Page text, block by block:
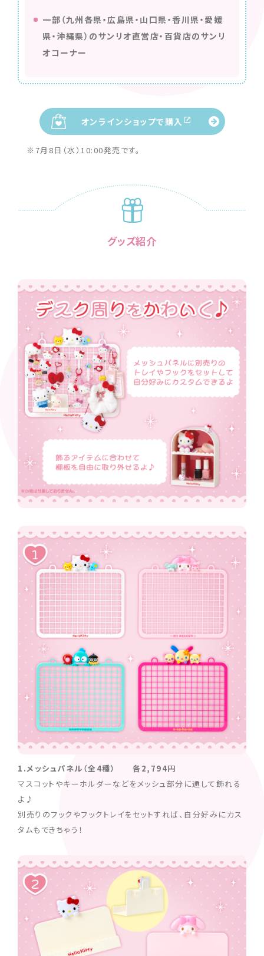
一部（九州各県・広島県・山口県・香川県・愛媛
県・沖縄県）のサンリオ直営店・百貨店のサンリ
オコーナー
オンラインショップで購入
※7月8日（水）10:00発売です。
グッズ紹介
1.メッシュパネル（全4種） 各2,794円
マスコットやキーホルダーなどをメッシュ部分に通して飾れる
よ♪
別売りのフックやフックトレイをセットすれば、自分好みにカス
タムもできちゃう！